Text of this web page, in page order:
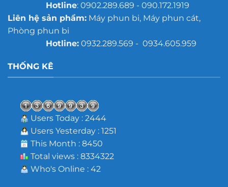
Hotline: 0902.289.689 - 090.172.1919
Liên hệ sản phẩm:Máy phun bi, Máy phun cát,
Phòng phun bi
Hotline:0932.289.569 - 0934.605.959
THỐNG KÊ
Users Today : 2444
Users Yesterday : 1251
This Month : 8450
Total views : 8334322
Who's Online : 42